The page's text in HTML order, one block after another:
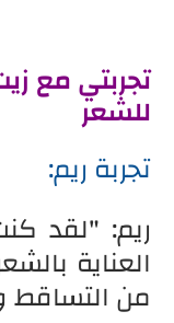
تجربتي مع
للشعر
تجربة ريم:
ريم: "لقد
العناية
من التساقط